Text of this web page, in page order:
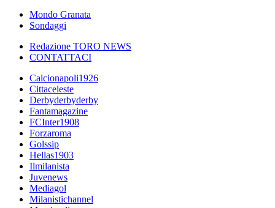
Mondo Granata
Sondaggi
Redazione TORO NEWS
CONTATTACI
Calcionapoli1926
Cittaceleste
Derbyderbyderby
Fantamagazine
FCInter1908
Forzaroma
Golssip
Hellas1903
Ilmilanista
Juvenews
Mediagol
Milanistichannel